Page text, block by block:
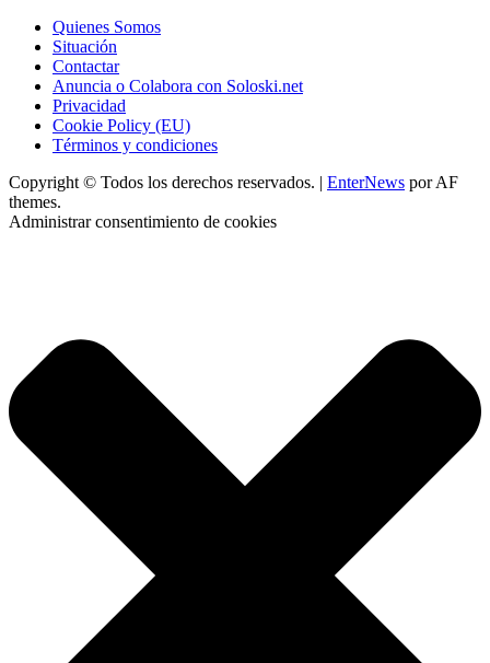
Quienes Somos
Situación
Contactar
Anuncia o Colabora con Soloski.net
Privacidad
Cookie Policy (EU)
Términos y condiciones
Copyright © Todos los derechos reservados. | EnterNews por AF
themes.
Administrar consentimiento de cookies